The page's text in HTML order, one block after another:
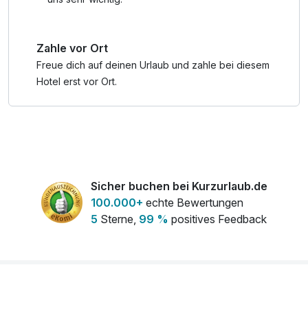
Sonnenterrasse genießt ihr regionale Köstlichkeiten in
stimmungsvoller Atmosphäre.
wirklich „außergewöhnlich“ ist.
Zahle vor Ort
Freue dich auf deinen Urlaub und zahle bei diesem
Hotel erst vor Ort.
Sicher buchen bei Kurzurlaub.de
100.000+ echte Bewertungen
5 Sterne, 99 % positives Feedback